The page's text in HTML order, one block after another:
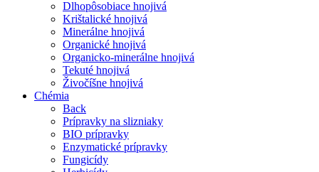
Dlhopôsobiace hnojivá
Krištalické hnojivá
Minerálne hnojivá
Organické hnojivá
Organicko-minerálne hnojivá
Tekuté hnojivá
Živočíšne hnojivá
Chémia
Back
Prípravky na slizniaky
BIO prípravky
Enzymatické prípravky
Fungicídy